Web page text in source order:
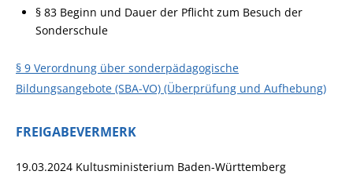
§ 83 Beginn und Dauer der Pflicht zum Besuch der
Sonderschule
§ 9 Verordnung über sonderpädagogische
Bildungsangebote (SBA-VO) (Überprüfung und Aufhebung)
FREIGABEVERMERK
19.03.2024 Kultusministerium Baden-Württemberg